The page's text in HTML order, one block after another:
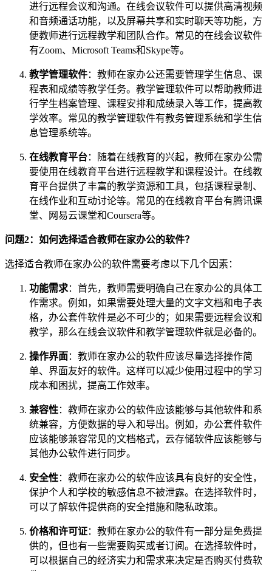
进行远程会议和沟通。在线会议软件可以提供高清视频
和音频通话功能，以及屏幕共享和实时聊天等功能，方
便教师进行远程教学和团队合作。常见的在线会议软件
有Zoom、Microsoft Teams和Skype等。
教学管理软件：教师在家办公还需要管理学生信息、课
程表和成绩等教学任务。教学管理软件可以帮助教师进
行学生档案管理、课程安排和成绩录入等工作，提高教
学效率。常见的教学管理软件有教务管理系统和学生信
息管理系统等。
在线教育平台：随着在线教育的兴起，教师在家办公需
要使用在线教育平台进行远程教学和课程设计。在线教
育平台提供了丰富的教学资源和工具，包括课程录制、
在线作业和互动讨论等。常见的在线教育平台有腾讯课
堂、网易云课堂和Coursera等。
问题2：如何选择适合教师在家办公的软件？
选择适合教师在家办公的软件需要考虑以下几个因素：
功能需求：首先，教师需要明确自己在家办公的具体工
作需求。例如，如果需要处理大量的文字文档和电子表
格，办公套件软件是必不可少的；如果需要远程会议和
教学，那么在线会议软件和教学管理软件就是必备的。
操作界面：教师在家办公的软件应该尽量选择操作简
单、界面友好的软件。这样可以减少使用过程中的学习
成本和困扰，提高工作效率。
兼容性：教师在家办公的软件应该能够与其他软件和系
统兼容，方便数据的导入和导出。例如，办公套件软件
应该能够兼容常见的文档格式，云存储软件应该能够与
其他办公软件进行同步。
安全性：教师在家办公的软件应该具有良好的安全性，
保护个人和学校的敏感信息不被泄露。在选择软件时，
可以了解软件提供商的安全措施和隐私政策。
价格和许可证：教师在家办公的软件有一部分是免费提
供的，但也有一些需要购买或者订阅。在选择软件时，
可以根据自己的经济实力和需求来决定是否购买付费软